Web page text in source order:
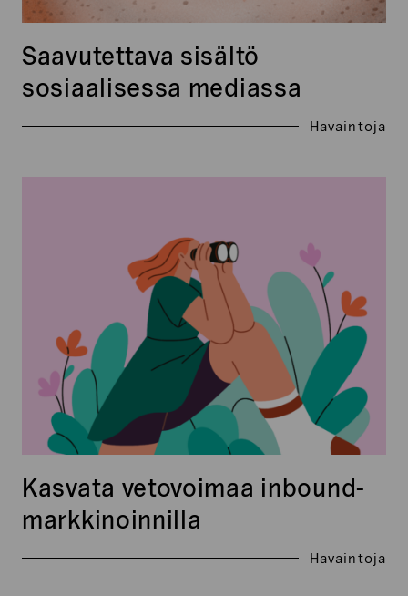
Havaintoja
Saavutettava sisältö
sosiaalisessa mediassa
Havaintoja
Kasvata vetovoimaa inbound-
markkinoinnilla